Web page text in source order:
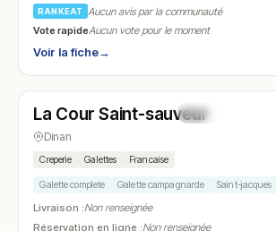
RANKEAT
Aucun avis par la communauté
Vote rapideAucun vote pour le moment
Voir la fiche→
N° 6
La Cour Saint-sauveur
Dinan
Creperie Galettes Francaise
Galette complete Galette campagnarde Saint-jacques
Livraison :Non renseignée
Réservation en ligne :Non renseignée